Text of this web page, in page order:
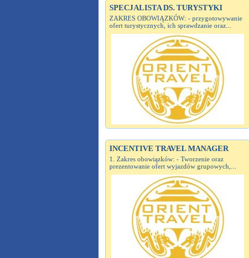
SPECJALISTA DS. TURYSTYKI
ZAKRES OBOWIĄZKÓW: - przygotowywanie
ofert turystycznych, ich sprawdzanie oraz...
INCENTIVE TRAVEL MANAGER
1. Zakres obowiązków: - Tworzenie oraz
prezentowanie ofert wyjazdów grupowych,...